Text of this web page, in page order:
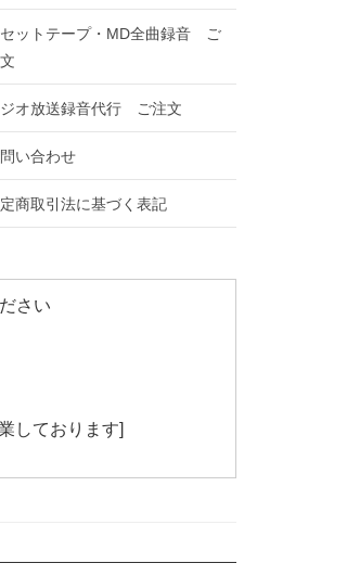
ットテープ・MD全曲録音 ご
オ放送録音代行 ご注文
い合わせ
商取引法に基づく表記
さい
しております]